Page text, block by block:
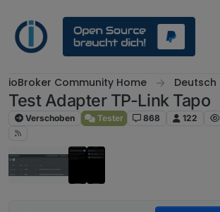
ioBroker Community Home Deutsch
Test Adapter TP-Link Tapo
Verschoben Tester 868 122